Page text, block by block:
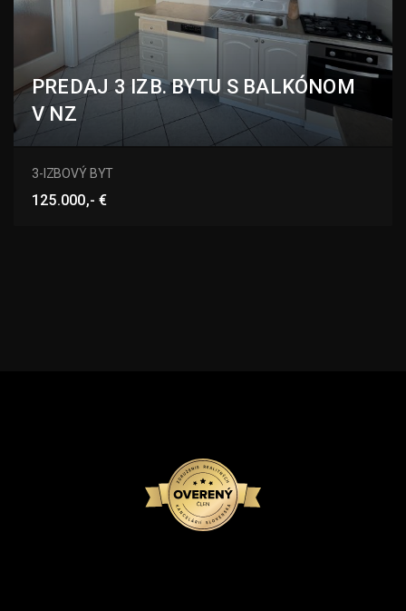
PREDAJ 3 IZB. BYTU S BALKÓNOM
V NZ
M. R. Štefánika, Nové Zámky
3-IZBOVÝ BYT
125.000,- €